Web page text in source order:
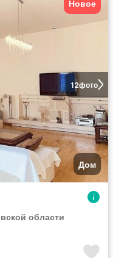
12фото
Новое
Дом
области